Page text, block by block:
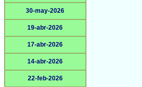
30-may-2026
19-abr-2026
17-abr-2026
14-abr-2026
22-feb-2026